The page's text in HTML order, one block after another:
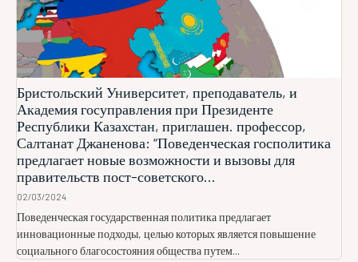
Бристольский Университет, преподаватель, и
Академия госуправления при Президенте
Республики Казахстан, приглашен. профессор,
Салтанат Джаненова: “Поведенческая госполитика
предлагает новые возможности и вызовы для
правительств пост-советского...
02/03/2024
Поведенческая государственная политика предлагает
инновационные подходы, целью которых является повышение
социального благосостояния общества путем...